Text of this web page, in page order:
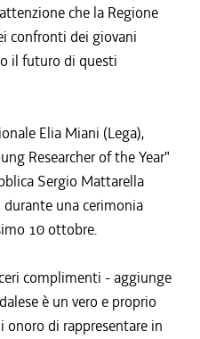
che la Regione
confronti dei giovani
il futuro di questi
Elia Miani (Lega),
Researcher of the Year"
Sergio Mattarella
una cerimonia
10 ottobre.
complimenti - aggiunge
è un vero e proprio
di rappresentare in